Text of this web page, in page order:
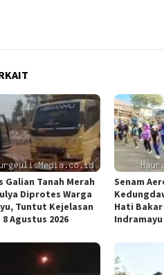
Tanah Merah
Diprotes Warga
Tuntut Kejelasan
8 Agustus 2026
Senam
Hati
Indramayu